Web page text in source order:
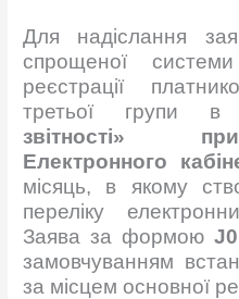
Для надіслання
спрощеної
реєстрації
третьої групи
звітності»
Електронного
місяць, в якому
переліку
Заява за формою
замовчуванням
за місцем основної